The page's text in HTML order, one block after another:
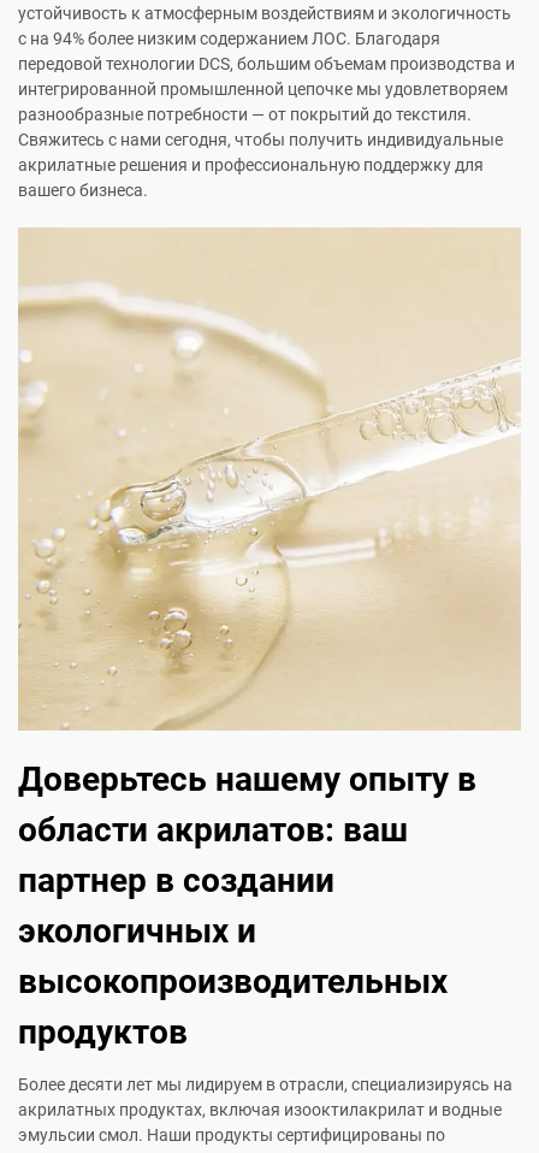
устойчивость к атмосферным воздействиям и экологичность
с на 94% более низким содержанием ЛОС. Благодаря
передовой технологии DCS, большим объемам производства и
интегрированной промышленной цепочке мы удовлетворяем
разнообразные потребности — от покрытий до текстиля.
Свяжитесь с нами сегодня, чтобы получить индивидуальные
акрилатные решения и профессиональную поддержку для
вашего бизнеса.
Доверьтесь нашему опыту в
области акрилатов: ваш
партнер в создании
экологичных и
высокопроизводительных
продуктов
Более десяти лет мы лидируем в отрасли, специализируясь на
акрилатных продуктах, включая изооктилакрилат и водные
эмульсии смол. Наши продукты сертифицированы по